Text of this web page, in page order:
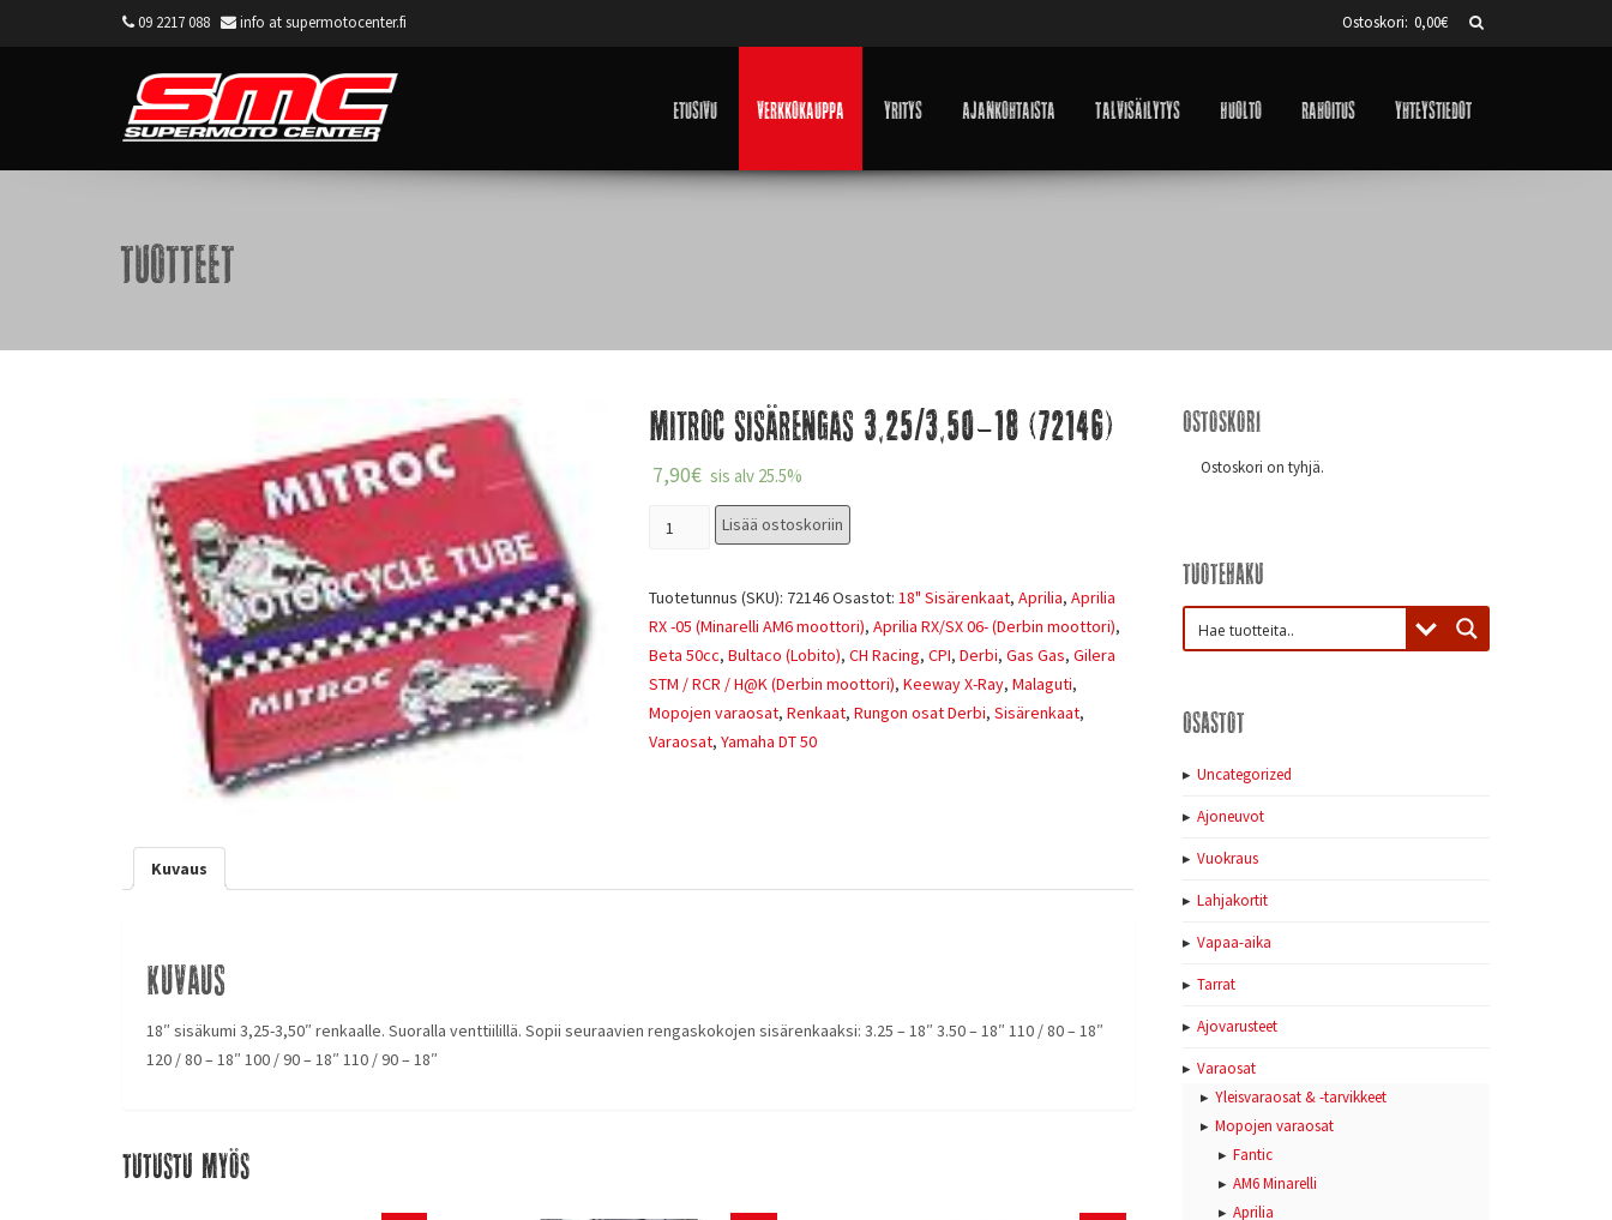
09 2217 088 info at supermotocenter.fi Ostoskori: 0,00€
Etusivu Verkkokauppa Yritys Ajankohtaista Talvisäilytys Huolto Rahoitus Yhteystiedot
Tuotteet
Mitroc sisärengas 3,25/3,50-18 (72146)
7,90€ sis alv 25.5%
Lisää ostoskoriin
Tuotetunnus (SKU): 72146Osastot: 18" Sisärenkaat, Aprilia, Aprilia
RX -05 (Minarelli AM6 moottori), Aprilia RX/SX 06- (Derbin moottori),
Beta 50cc, Bultaco (Lobito), CH Racing, CPI, Derbi, Gas Gas, Gilera
STM / RCR / H@K (Derbin moottori), Keeway X-Ray, Malaguti,
Mopojen varaosat, Renkaat, Rungon osat Derbi, Sisärenkaat,
Varaosat, Yamaha DT 50
Kuvaus
Kuvaus
18″ sisäkumi 3,25-3,50″ renkaalle. Suoralla venttiilillä. Sopii seuraavien rengaskokojen sisärenkaaksi: 3.25 – 18″ 3.50 – 18″ 110 / 80 – 18″
120 / 80 – 18″ 100 / 90 – 18″ 110 / 90 – 18″
Tutustu myös
Ostoskori
Ostoskori on tyhjä.
Tuotehaku
Osastot
Uncategorized
Ajoneuvot
Vuokraus
Lahjakortit
Vapaa-aika
Tarrat
Ajovarusteet
Varaosat
Yleisvaraosat & -tarvikkeet
Mopojen varaosat
Fantic
AM6 Minarelli
Aprilia